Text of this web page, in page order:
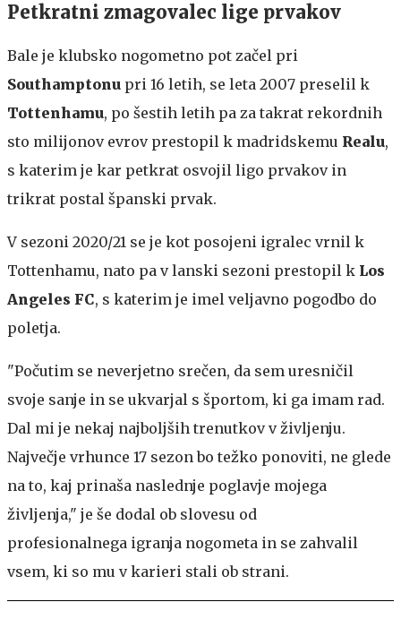
Petkratni zmagovalec lige prvakov
Bale je klubsko nogometno pot začel pri
Southamptonu pri 16 letih, se leta 2007 preselil k
Tottenhamu, po šestih letih pa za takrat rekordnih
sto milijonov evrov prestopil k madridskemu Realu,
s katerim je kar petkrat osvojil ligo prvakov in
trikrat postal španski prvak.
V sezoni 2020/21 se je kot posojeni igralec vrnil k
Tottenhamu, nato pa v lanski sezoni prestopil k Los
Angeles FC, s katerim je imel veljavno pogodbo do
poletja.
"Počutim se neverjetno srečen, da sem uresničil
svoje sanje in se ukvarjal s športom, ki ga imam rad.
Dal mi je nekaj najboljših trenutkov v življenju.
Največje vrhunce 17 sezon bo težko ponoviti, ne glede
na to, kaj prinaša naslednje poglavje mojega
življenja," je še dodal ob slovesu od
profesionalnega igranja nogometa in se zahvalil
vsem, ki so mu v karieri stali ob strani.